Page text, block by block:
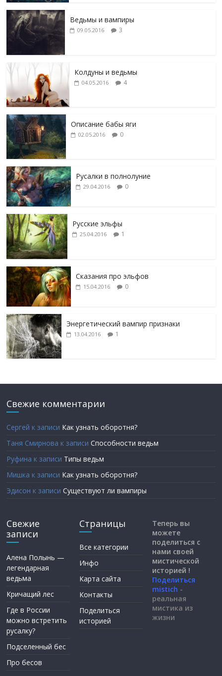
Ведьмы и вампиры
09.05.2016 3
Колдуны и ведьмы
04.05.2016 4
Описание бабы яги
02.05.2016 0
Русалки в полнолуние
29.04.2016 0
Русские эльфы
25.04.2016 1
Сказания про эльфов
15.04.2016 0
Энергетический вампир признаки
13.04.2016 1
Свежие комментарии
Сергей к записи Как узнать оборотня?
Таня Смирнова к записиСпособности ведьм
Руфина к записи Типы ведьм
Мишка к записи Как узнать оборотня?
Эдисон к записиСуществуют ли вампиры
Свежие
записи
Алена Полынь —
легендарная
ведьма
Кричащий лес
Где в России
можно встретить
русалку?
Подселенный бес
Про бесов
Страницы
Все категории
Инфо
Карта сайта
Контакты
Поделиться
историей
Теперь вы
можете
поделиться с
нами своей
мистической
историей !
Поделиться
mistich -
реальная
мистика из
жизни